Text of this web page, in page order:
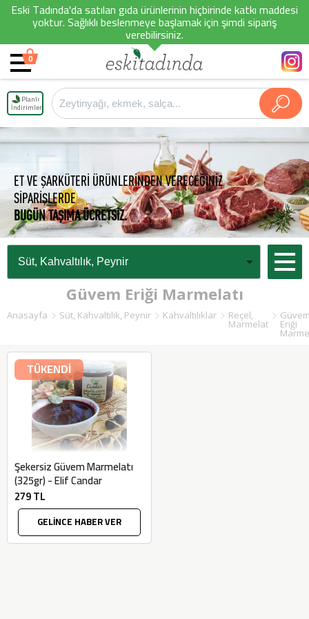
Eski Tadında'da satılan gıda ürünlerinin hiçbirinde katkı maddesi
yoktur. Sağlıklı beslenmeye başlamak için şimdi sipariş
verebilirsiniz.
0
Planlı
İndirimler
ET VE ŞARKÜTERİ ÜRÜNLERİNDEN VERECEĞİNİZ
SİPARİŞLERDE
BUGÜN TAŞIMA ÜCRETSİZ.
Güvem Eriği Marmelatı
Anasayfa Süt, Kahvaltılık, Peynir Kahvaltılıklar Reçel,
Marmelat Eriği
TÜKENDİ
Şekersiz Güvem Marmelatı
(325gr) - Elif Candar
279 TL
GELİNCE HABER VER